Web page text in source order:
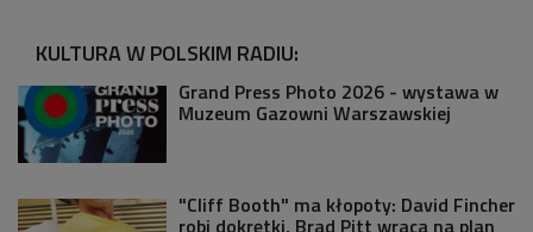
KULTURA W POLSKIM RADIU:
Grand Press Photo 2026 - wystawa w
Muzeum Gazowni Warszawskiej
"Cliff Booth" ma kłopoty: David Fincher
robi dokrętki, Brad Pitt wraca na plan